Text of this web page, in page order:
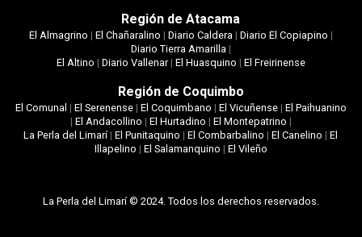
Región de Atacama
El Almagrino | El Chañaralino | Diario Caldera| Diario El Copiapino |
Diario Tierra Amarilla|
El Altino | Diario Vallenar| El Huasquino | El Freirinense
Región de Coquimbo
El Comunal | El Serenense| El Coquimbano | El Vicuñense| El Paihuanino
| El Andacollino | El Hurtadino | El Montepatrino |
La Perla del Limarí|El Punitaquino |El Combarbalino |El Canelino |El
Illapelino | El Salamanquino | El Vileño
La Perla del Limarí © 2024. Todos los derechos reservados.